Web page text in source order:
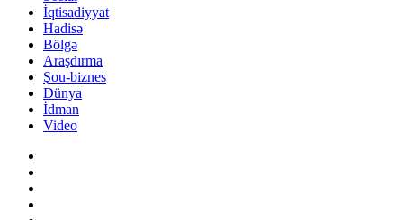
İqtisadiyyat
Hadisə
Bölgə
Araşdırma
Şou-biznes
Dünya
İdman
Video